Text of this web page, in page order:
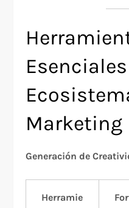
Marketing
Generación de
Herramie